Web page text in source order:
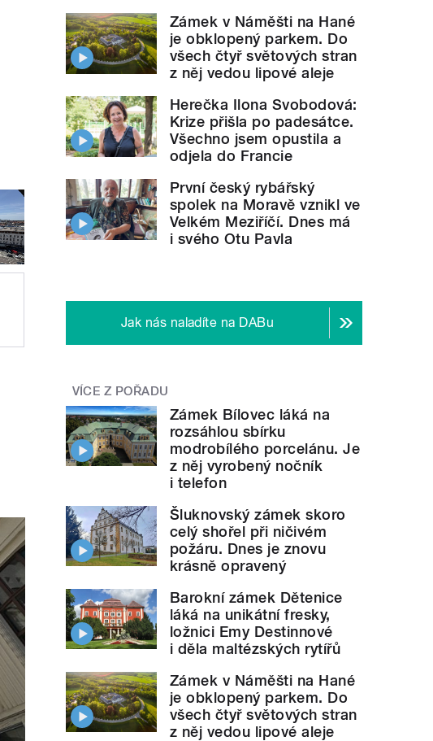
Zámek v Náměšti na Hané
je obklopený parkem. Do
všech čtyř světových stran
z něj vedou lipové aleje
Herečka Ilona Svobodová:
Krize přišla po padesátce.
Všechno jsem opustila a
odjela do Francie
První český rybářský
spolek na Moravě vznikl ve
Velkém Meziříčí. Dnes má
i svého Otu Pavla
Jak nás naladíte na DABu
VÍCE Z POŘADU
Zámek Bílovec láká na
rozsáhlou sbírku
modrobílého porcelánu. Je
z něj vyrobený nočník
i telefon
Šluknovský zámek skoro
celý shořel při ničivém
požáru. Dnes je znovu
krásně opravený
Barokní zámek Dětenice
láká na unikátní fresky,
ložnici Emy Destinnové
i děla maltézských rytířů
Zámek v Náměšti na Hané
je obklopený parkem. Do
všech čtyř světových stran
z něj vedou lipové aleje